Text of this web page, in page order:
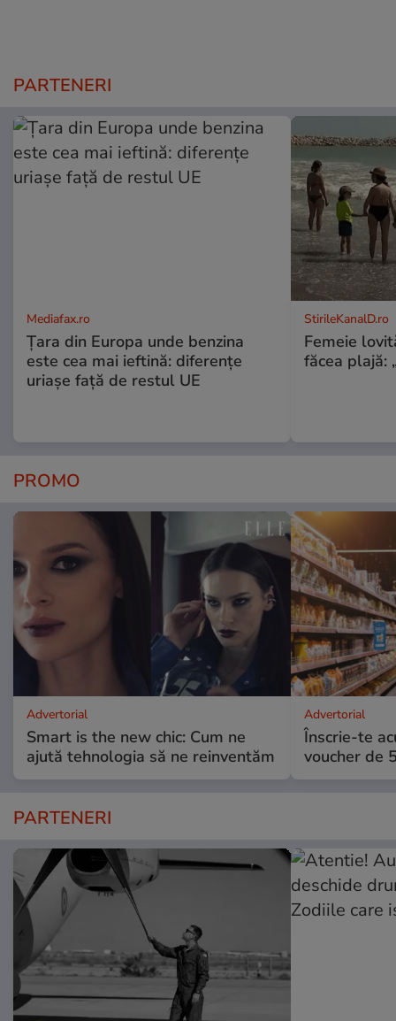
PARTENERI
Mediafax.ro
Țara din Europa unde benzina
este cea mai ieftină: diferențe
uriașe față de restul UE
StirileKanalD.ro
Femeie
făcea plajă:
PROMO
Advertorial
Smart is the new chic: Cum ne
ajută tehnologia să ne reinventăm
Advertorial
Înscrie-te
voucher de
PARTENERI